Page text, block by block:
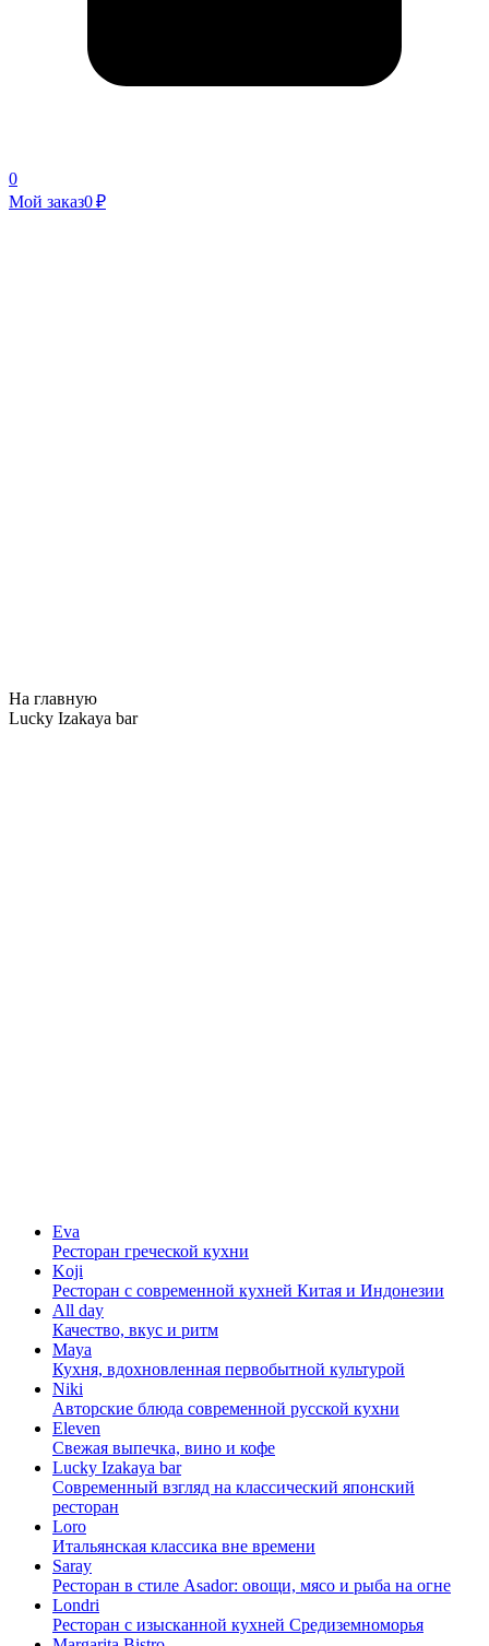
0
Мой заказ0 ₽
На главную
Lucky Izakaya bar
Eva
Ресторан греческой кухни
Koji
Ресторан с cовременной кухней Китая и Индонезии
All day
Качество, вкус и ритм
Maya
Кухня, вдохновленная первобытной культурой
Niki
Авторские блюда современной русской кухни
Eleven
Свежая выпечка, вино и кофе
Lucky Izakaya bar
Современный взгляд на классический японский
ресторан
Loro
Итальянская классика вне времени
Saray
Ресторан в стиле Asador: овощи, мясо и рыба на огне
Londri
Ресторан с изысканной кухней Средиземноморья